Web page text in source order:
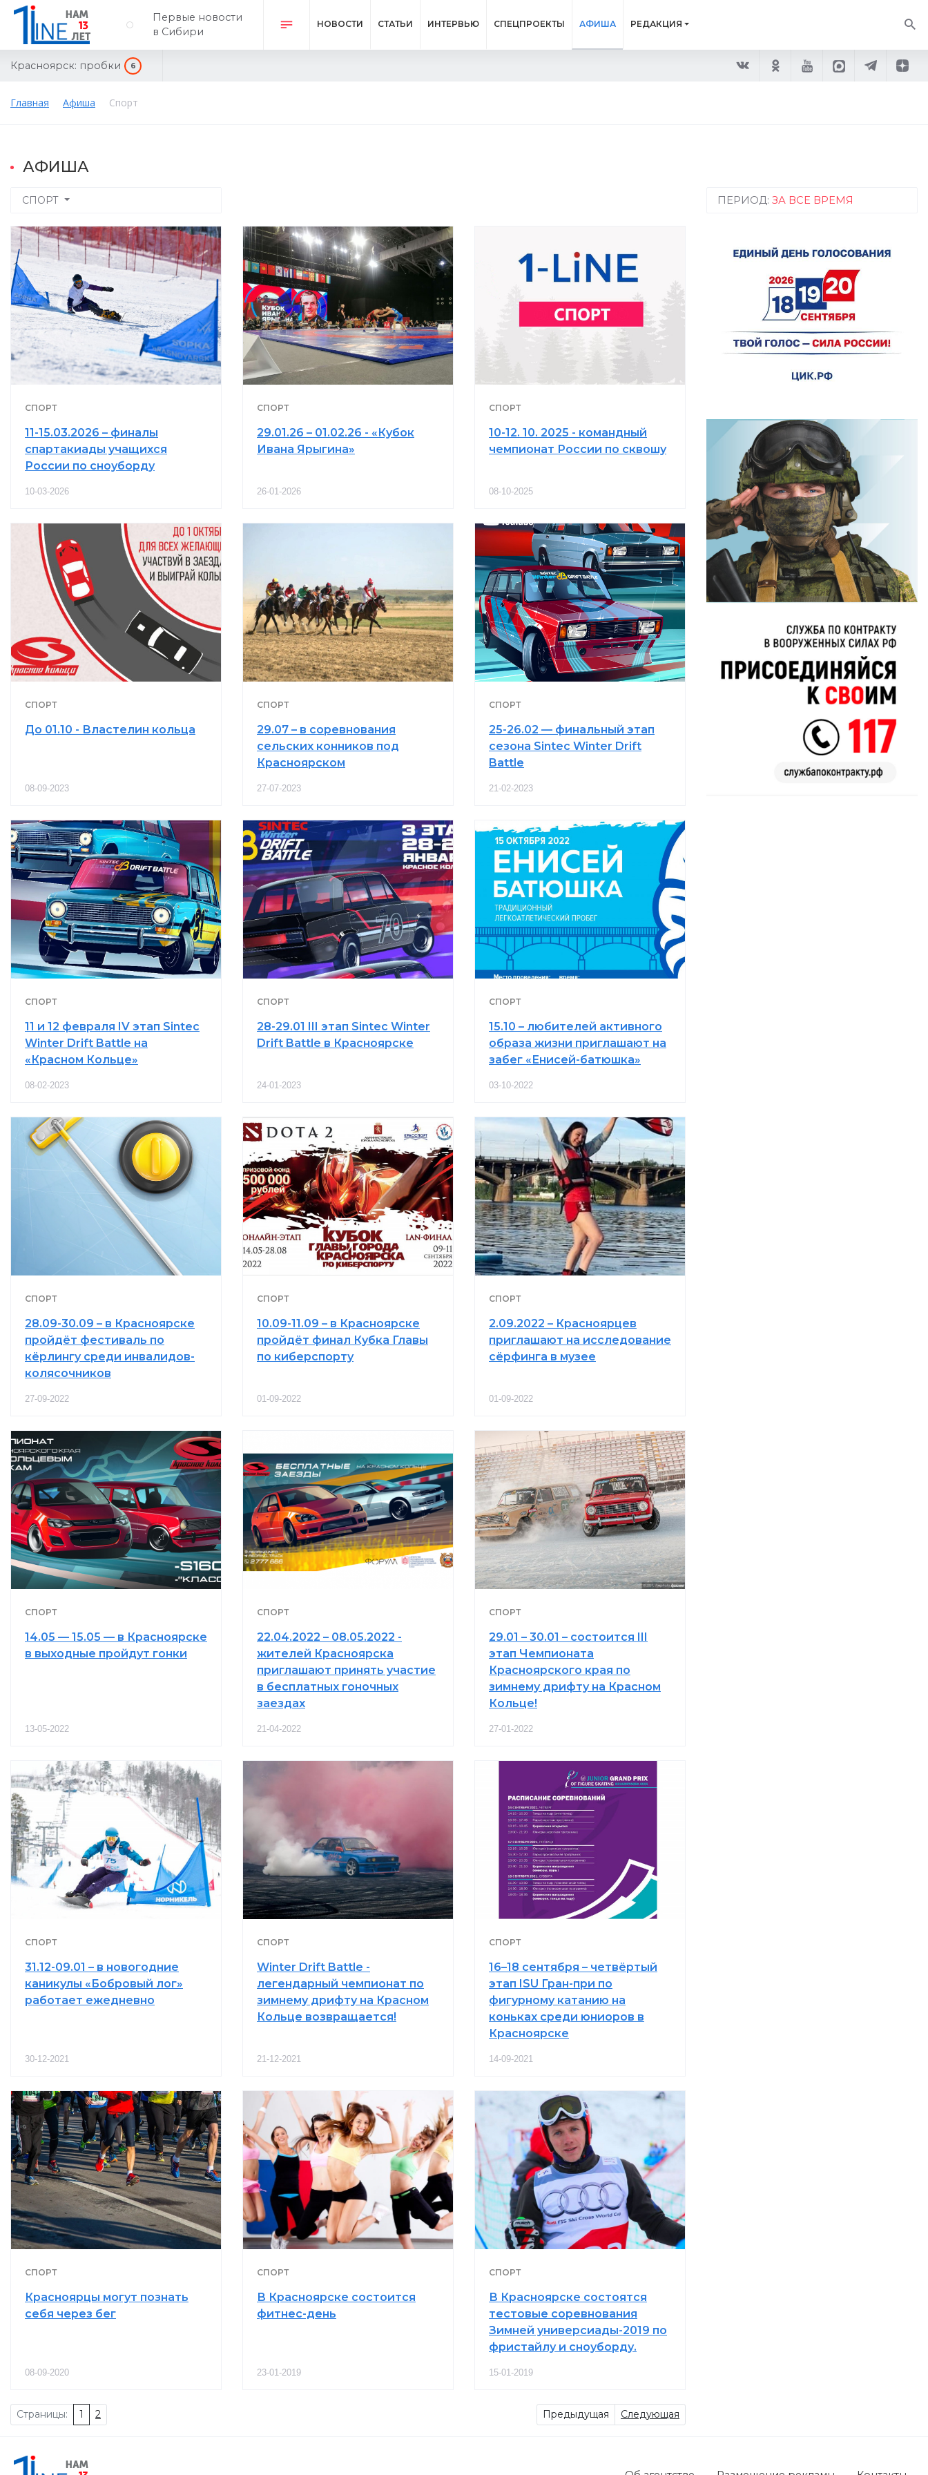
Первые новости
в Сибири
НОВОСТИ СТАТЬИ ИНТЕРВЬЮ СПЕЦПРОЕКТЫ АФИША РЕДАКЦИЯ
Красноярск: пробки 6
Главная Афиша Спорт
АФИША
СПОРТ ПЕРИОД: ЗА ВСЕ ВРЕМЯ
СПОРТ
11-15.03.2026 – финалы
спартакиады учащихся
России по сноуборду
10-03-2026
СПОРТ
29.01.26 – 01.02.26 - «Кубок
Ивана Ярыгина»
26-01-2026
СПОРТ
10-12. 10. 2025 - командный
чемпионат России по сквошу
08-10-2025
СПОРТ
До 01.10 - Властелин кольца
08-09-2023
СПОРТ
29.07 – в соревнования
сельских конников под
Красноярском
27-07-2023
СПОРТ
25-26.02 — финальный этап
сезона Sintec Winter Drift
Battle
21-02-2023
СПОРТ
11 и 12 февраля IV этап Sintec
Winter Drift Battle на
«Красном Кольце»
08-02-2023
СПОРТ
28-29.01 III этап Sintec Winter
Drift Battle в Красноярске
24-01-2023
СПОРТ
15.10 – любителей активного
образа жизни приглашают на
забег «Енисей-батюшка»
03-10-2022
СПОРТ
28.09-30.09 – в Красноярске
пройдёт фестиваль по
кёрлингу среди инвалидов-
колясочников
27-09-2022
СПОРТ
10.09-11.09 – в Красноярске
пройдёт финал Кубка Главы
по киберспорту
01-09-2022
СПОРТ
2.09.2022 – Красноярцев
приглашают на исследование
сёрфинга в музее
01-09-2022
СПОРТ
14.05 — 15.05 — в Красноярске
в выходные пройдут гонки
13-05-2022
СПОРТ
22.04.2022 – 08.05.2022 -
жителей Красноярска
приглашают принять участие
в бесплатных гоночных
заездах
21-04-2022
СПОРТ
29.01 – 30.01 – состоится III
этап Чемпионата
Красноярского края по
зимнему дрифту на Красном
Кольце!
27-01-2022
СПОРТ
31.12-09.01 – в новогодние
каникулы «Бобровый лог»
работает ежедневно
30-12-2021
СПОРТ
Winter Drift Battle -
легендарный чемпионат по
зимнему дрифту на Красном
Кольце возвращается!
21-12-2021
СПОРТ
16–18 сентября – четвёртый
этап ISU Гран-при по
фигурному катанию на
коньках среди юниоров в
Красноярске
14-09-2021
СПОРТ
Красноярцы могут познать
себя через бег
08-09-2020
СПОРТ
В Красноярске состоится
фитнес-день
23-01-2019
СПОРТ
В Красноярске состоятся
тестовые соревнования
Зимней универсиады-2019 по
фристайлу и сноуборду.
15-01-2019
Страницы: 1 2 Предыдущая Следующая